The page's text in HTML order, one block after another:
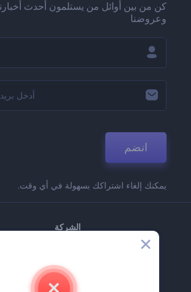
كن من بين أوائل من يستلمون أحدث
وعروضنا
انضم
يمكنك إلغاء اشتراكك بسهولة في أي وقت.
الشركة
اتصل بنا
وظائف